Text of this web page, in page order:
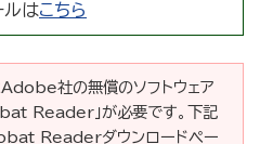
ルはこちら
社の無償のソフトウェア
Reader」が必要です。下記
Readerダウンロードペー